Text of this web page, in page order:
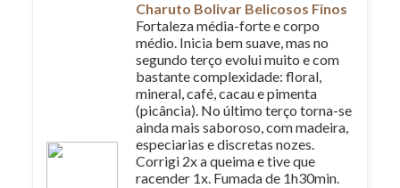
Charuto Bolivar Belicosos Finos
Fortaleza média-forte e corpo
médio. Inicia bem suave, mas no
segundo terço evolui muito e com
bastante complexidade: floral,
mineral, café, cacau e pimenta
(picância). No último terço torna-se
ainda mais saboroso, com madeira,
especiarias e discretas nozes.
Corrigi 2x a queima e tive que
racender 1x. Fumada de 1h30min.